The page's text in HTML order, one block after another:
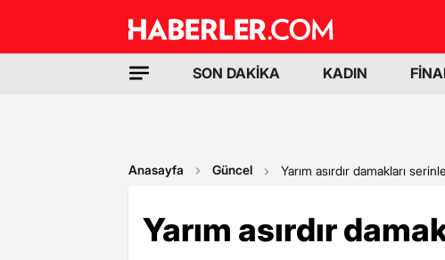
SON DAKİKA KADIN
Anasayfa Güncel Yarım asırdır damakları
Yarım asırdır